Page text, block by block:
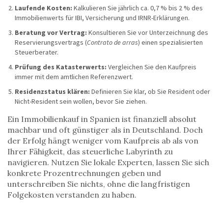
Laufende Kosten: Kalkulieren Sie jährlich ca. 0,7 % bis 2 % des
Immobilienwerts für IBI, Versicherung und IRNR-Erklärungen.
Beratung vor Vertrag: Konsultieren Sie vor Unterzeichnung des
Reservierungsvertrags (Contrato de arras) einen spezialisierten
Steuerberater.
Prüfung des Katasterwerts: Vergleichen Sie den Kaufpreis
immer mit dem amtlichen Referenzwert.
Residenzstatus klären: Definieren Sie klar, ob Sie Resident oder
Nicht-Resident sein wollen, bevor Sie ziehen.
Ein Immobilienkauf in Spanien ist finanziell absolut
machbar und oft günstiger als in Deutschland. Doch
der Erfolg hängt weniger vom Kaufpreis ab als von
Ihrer Fähigkeit, das steuerliche Labyrinth zu
navigieren. Nutzen Sie lokale Experten, lassen Sie sich
konkrete Prozentrechnungen geben und
unterschreiben Sie nichts, ohne die langfristigen
Folgekosten verstanden zu haben.